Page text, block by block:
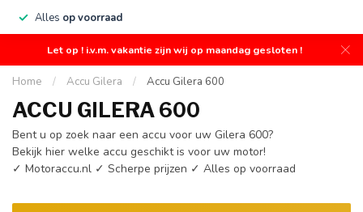
Alles op voorraad
Let op ! i.v.m. vakantie zijn wij op maandag gesloten !
Home / Accu Gilera / Accu Gilera 600
ACCU GILERA 600
Bent u op zoek naar een accu voor uw Gilera 600?
Bekijk hier welke accu geschikt is voor uw motor!
✓ Motoraccu.nl ✓ Scherpe prijzen ✓ Alles op voorraad